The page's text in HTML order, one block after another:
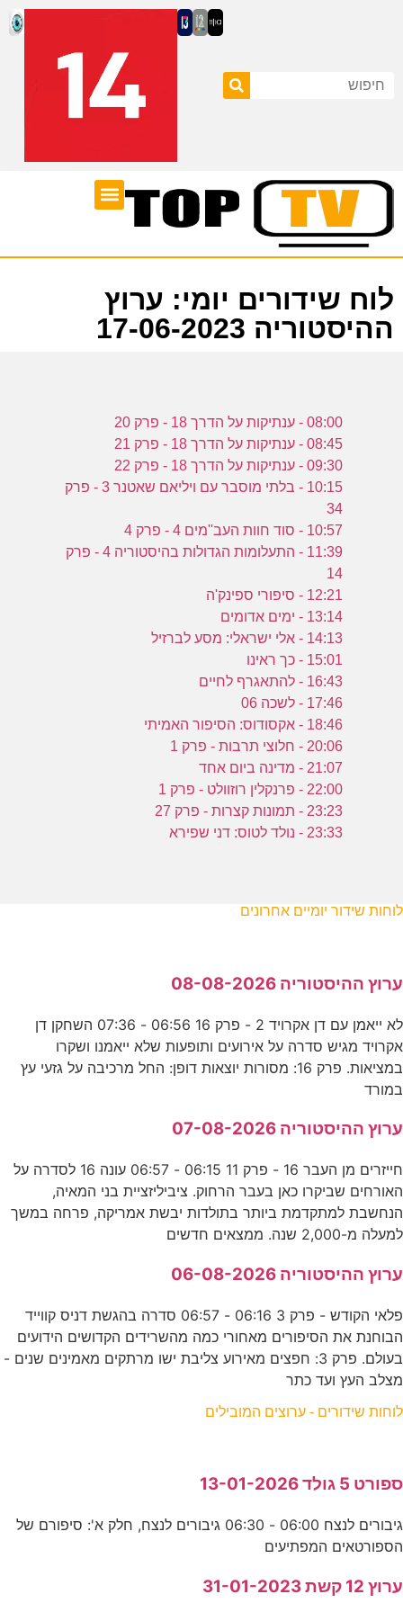
לוח שידורים יומי: ערוץ
ההיסטוריה 17-06-2023
08:00 - ענתיקות על הדרך 18 - פרק 20
08:45 - ענתיקות על הדרך 18 - פרק 21
09:30 - ענתיקות על הדרך 18 - פרק 22
10:15 - בלתי מוסבר עם ויליאם שאטנר 3 - פרק
34
10:57 - סוד חוות העב''מים 4 - פרק 4
11:39 - התעלומות הגדולות בהיסטוריה 4 - פרק
14
12:21 - סיפורי ספינק'ה
13:14 - ימים אדומים
14:13 - אלי ישראלי: מסע לברזיל
15:01 - כך ראינו
16:43 - להתאגרף לחיים
17:46 - לשכה 06
18:46 - אקסודוס: הסיפור האמיתי
20:06 - חלוצי תרבות - פרק 1
21:07 - מדינה ביום אחד
22:00 - פרנקלין רוזוולט - פרק 1
23:23 - תמונות קצרות - פרק 27
23:33 - נולד לטוס: דני שפירא
לוחות שידור יומיים אחרונים
ערוץ ההיסטוריה 08-08-2026
לא ייאמן עם דן אקרויד 2 - פרק 16 06:56 - 07:36 השחקן דן
אקרויד מגיש סדרה על אירועים ותופעות שלא ייאמנו ושקרו
במציאות. פרק 16: מסורות יוצאות דופן: החל מרכיבה על גזעי עץ
במורד
ערוץ ההיסטוריה 07-08-2026
חייזרים מן העבר 16 - פרק 11 06:15 - 06:57 עונה 16 לסדרה על
האורחים שביקרו כאן בעבר הרחוק. ציביליזציית בני המאיה,
הנחשבת למתקדמת ביותר בתולדות יבשת אמריקה, פרחה במשך
למעלה מ-2,000 שנה. ממצאים חדשים
ערוץ ההיסטוריה 06-08-2026
פלאי הקודש - פרק 3 06:16 - 06:57 סדרה בהגשת דניס קווייד
הבוחנת את הסיפורים מאחורי כמה מהשרידים הקדושים הידועים
בעולם. פרק 3: חפצים מאירוע צליבת ישו מרתקים מאמינים שנים -
מצלב העץ ועד כתר
לוחות שידורים - ערוצים המובילים
ספורט 5 גולד 13-01-2026
גיבורים לנצח 06:00 - 06:30 גיבורים לנצח, חלק א': סיפורם של
הספורטאים המפתיעים
ערוץ 12 קשת 31-01-2023